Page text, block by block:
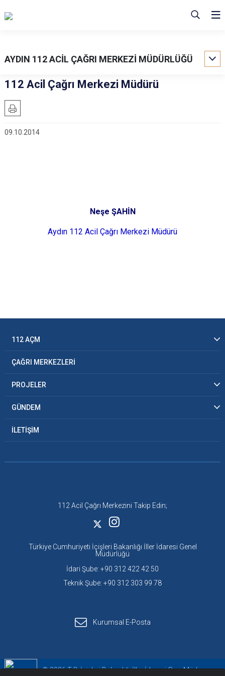
AYDIN 112 ACİL ÇAĞRI MERKEZİ MÜDÜRLÜĞÜ
112 Acil Çağrı Merkezi Müdürü
09.10.2014
Neşe ŞAHİN
Aydın 112 Acil Çağrı Merkezi Müdürü
112 AÇM
ÇAĞRI MERKEZLERİ
PROJELER
GÜNDEM
İLETİŞİM
112 Acil Çağrı Merkezini Takip Edin;
Türkiye Cumhuriyeti İçişleri Bakanlığı İller İdaresi Genel
Müdürlüğü
İdari Şube: +90 312 422 42 50
Teknik Şube: +90 312 303 99 78
Kurumsal E-Posta
© 2026 T.C. İçişleri Bakanlığı İller İdaresi Gen. Müd.